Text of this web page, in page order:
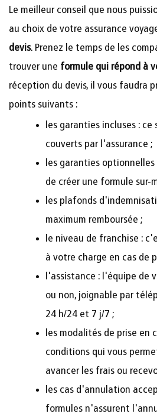
Le meilleur conseil que nous
au choix de votre assurance
devis. Prenez le temps de les
trouver une formule qui répond à
réception du devis, il vous faudra
points suivants :
les garanties incluses : ce
couverts par l'assurance ;
les garanties
de créer une formule sur-
les plafonds
maximum remboursée ;
le niveau de franchise :
à votre charge en cas de
l'assistance : l'équipe de
ou non, joignable par
24 h/24 et 7 j/7 ;
les modalités de prise en
conditions qui vous
avancer les frais ou
les cas d'annulation
formules n'assurent